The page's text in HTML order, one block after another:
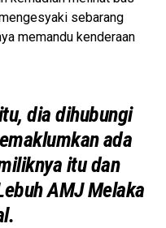
sebarang
memandu kenderaan
dia dihubungi
ada
itu dan
AMJ Melaka